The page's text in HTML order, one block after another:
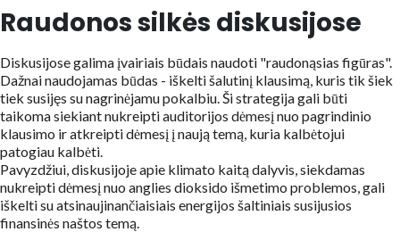
Raudonos silkės diskusijose
Diskusijose galima įvairiais būdais naudoti "raudonąsias figūras".
Dažnai naudojamas būdas - iškelti šalutinį klausimą, kuris tik šiek
tiek susijęs su nagrinėjamu pokalbiu. Ši strategija gali būti
taikoma siekiant nukreipti auditorijos dėmesį nuo pagrindinio
klausimo ir atkreipti dėmesį į naują temą, kuria kalbėtojui
patogiau kalbėti.
Pavyzdžiui, diskusijoje apie klimato kaitą dalyvis, siekdamas
nukreipti dėmesį nuo anglies dioksido išmetimo problemos, gali
iškelti su atsinaujinančiaisiais energijos šaltiniais susijusios
finansinės naštos temą.